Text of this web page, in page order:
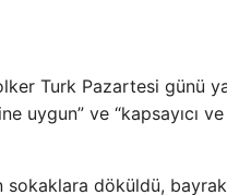
Turk Pazartesi günü
uygun” ve “kapsayıcı
sokaklara döküldü,